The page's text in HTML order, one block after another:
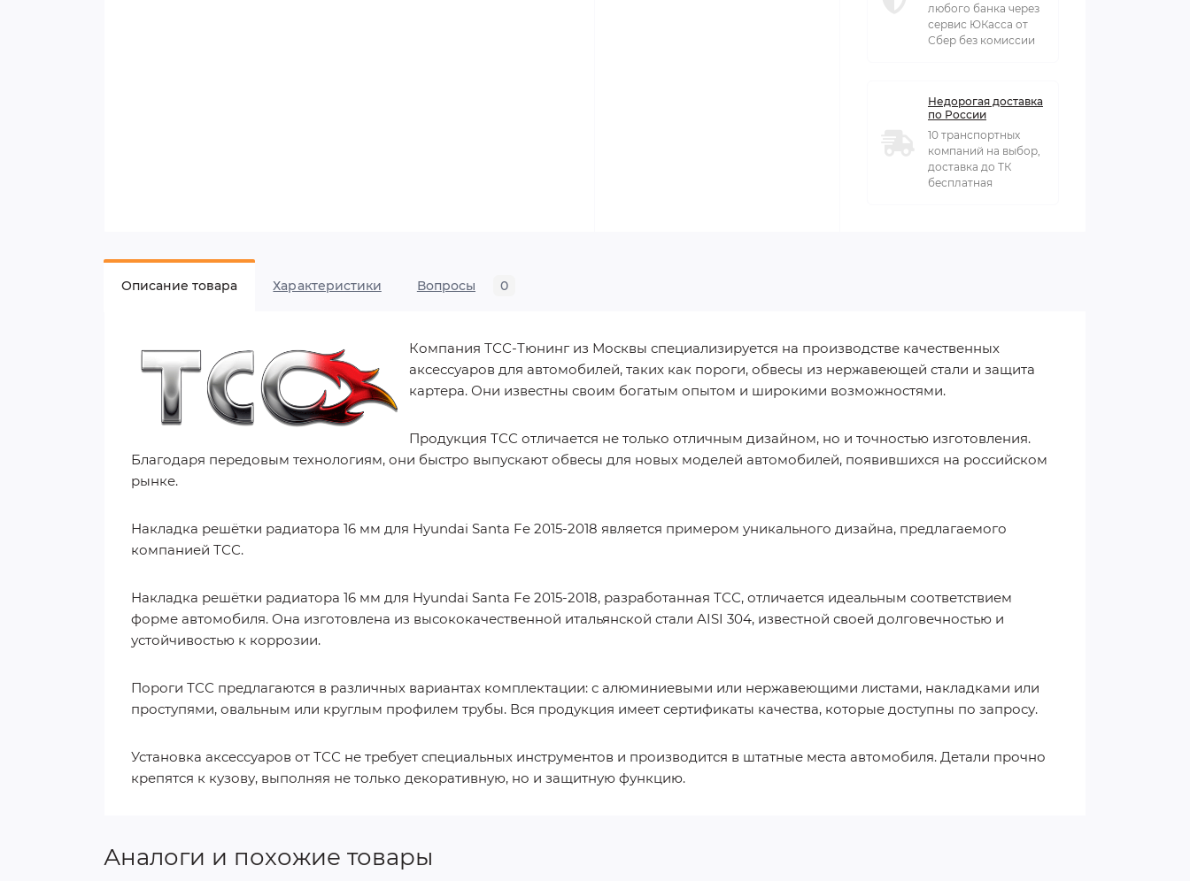
любого банка через
сервис ЮКасса от
Сбер без комиссии
Недорогая доставка
по России
10 транспортных
компаний на выбор,
доставка до ТК
бесплатная
Описание товара Характеристики Вопросы 0
Компания ТСС-Тюнинг из Москвы специализируется на производстве качественных
аксессуаров для автомобилей, таких как пороги, обвесы из нержавеющей стали и защита
картера. Они известны своим богатым опытом и широкими возможностями.
Продукция ТСС отличается не только отличным дизайном, но и точностью изготовления.
Благодаря передовым технологиям, они быстро выпускают обвесы для новых моделей автомобилей, появившихся на российском
рынке.
Накладка решётки радиатора 16 мм для Hyundai Santa Fe 2015-2018 является примером уникального дизайна, предлагаемого
компанией ТСС.
Накладка решётки радиатора 16 мм для Hyundai Santa Fe 2015-2018, разработанная ТСС, отличается идеальным соответствием
форме автомобиля. Она изготовлена из высококачественной итальянской стали AISI 304, известной своей долговечностью и
устойчивостью к коррозии.
Пороги ТСС предлагаются в различных вариантах комплектации: с алюминиевыми или нержавеющими листами, накладками или
проступями, овальным или круглым профилем трубы. Вся продукция имеет сертификаты качества, которые доступны по запросу.
Установка аксессуаров от ТСС не требует специальных инструментов и производится в штатные места автомобиля. Детали прочно
крепятся к кузову, выполняя не только декоративную, но и защитную функцию.
Аналоги и похожие товары